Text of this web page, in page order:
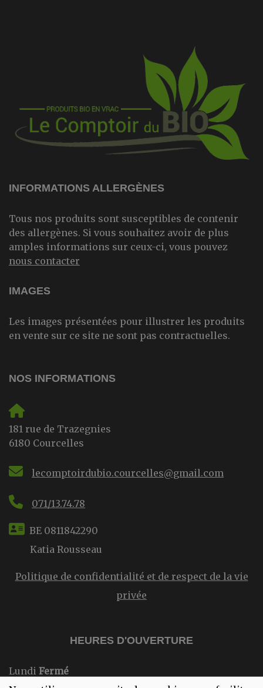
INFORMATIONS ALLERGÈNES
Tous nos produits sont susceptibles de contenir
des allergènes. Si vous souhaitez avoir de plus
amples informations sur ceux-ci, vous pouvez
nous contacter
IMAGES
Les images présentées pour illustrer les produits
en vente sur ce site ne sont pas contractuelles.
NOS INFORMATIONS
181 rue de Trazegnies
6180 Courcelles
lecomptoirdubio.courcelles@gmail.com
071/13.74.78
BE 0811842290
Katia Rousseau
Politique de confidentialité et de respect de la vie
privée
HEURES D'OUVERTURE
Lundi Fermé
Mardi
10:00-18:00